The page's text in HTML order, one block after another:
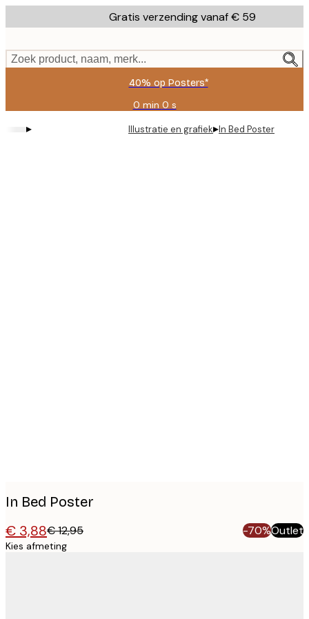
to
content.
Gratis verzending vanaf € 59
Zoek product, naam, merk...
40% op Posters*
0 min 0 s
Geldig
tot:
2026-
▸ Illustratie en grafiek▸In Bed Poster
In Bed Poster
€ 3,88€ 12,95 -70%Outlet
Kies afmeting